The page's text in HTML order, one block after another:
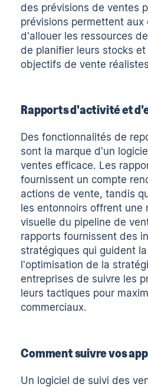
des prévisions de ventes
prévisions permettent aux
d'allouer les ressources
de planifier leurs stocks
objectifs de vente
Rapports d'activité et
Des fonctionnalités de
sont la marque d'un
ventes efficace. Les
fournissent un compte
actions de vente, tandis
les entonnoirs offrent une
visuelle du pipeline de
rapports fournissent des
stratégiques qui guident
l'optimisation de la
entreprises de suivre les
leurs tactiques pour
commerciaux.
Comment suivre vos
Un logiciel de suivi des